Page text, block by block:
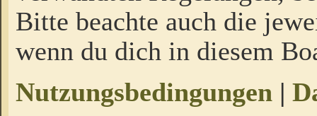
Bitte beachte auch die
wenn du dich in diesem
Nutzungsbedingungen |